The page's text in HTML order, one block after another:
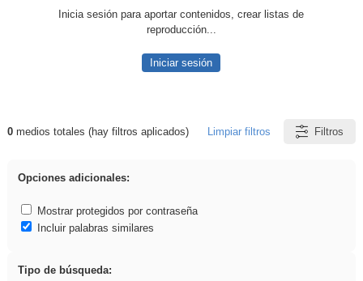
Inicia sesión para aportar contenidos, crear listas de
reproducción...
Iniciar sesión
Resultados de: Binnorie
0medios totales (hay filtros aplicados) Limpiar filtros Filtros
Opciones adicionales:
Mostrar protegidos por contraseña
Incluir palabras similares
Tipo de búsqueda: